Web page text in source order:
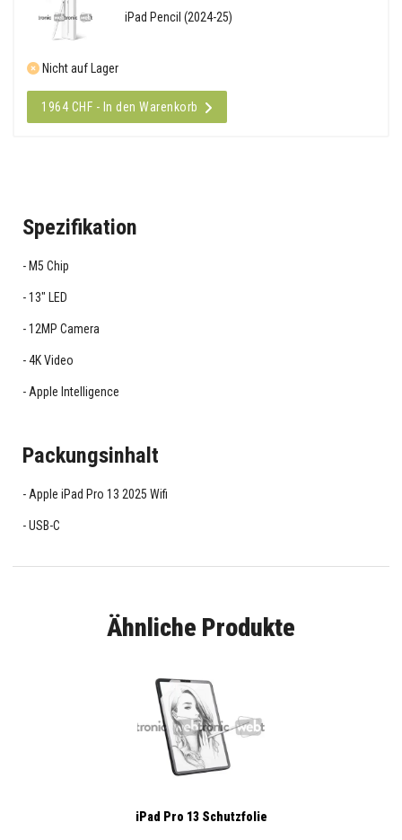
iPad Pencil (2024-25)
Nicht auf Lager
1964 CHF - In den Warenkorb
Spezifikation
M5 Chip
13" LED
12MP Camera
4K Video
Apple Intelligence
Packungsinhalt
Apple iPad Pro 13 2025 Wifi
USB-C
Ähnliche Produkte
iPad Pro 13 Schutzfolie